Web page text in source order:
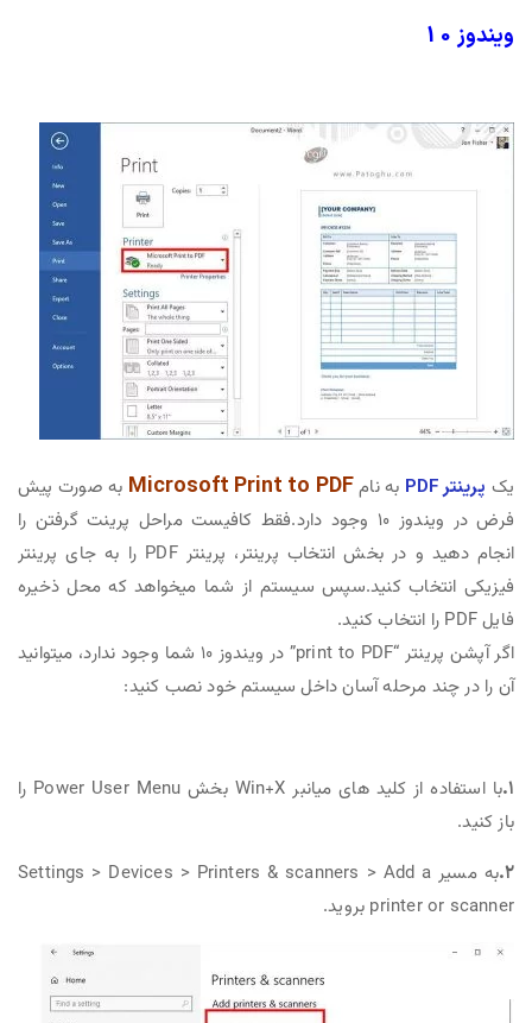
ویندوز 10
یک پرینتر PDF به نامMicrosoft Print to PDF به صورت پیش
فرض در ویندوز ۱۰ وجود دارد.فقط کافیست مراحل پرینت گرفتن را
انجام دهید و در بخش انتخاب پرینتر، پرینتر PDF را به جای پرینتر
فیزیکی انتخاب کنید.سپس سیستم از شما میخواهد که محل ذخیره
فایل PDF را انتخاب کنید.
اگر آپشن پرینتر “print to PDF” در ویندوز ۱۰ شما وجود ندارد، میتوانید
آن را در چند مرحله آسان داخل سیستم خود نصب کنید:
۱.
با استفاده از کلید های میانبر Win+X بخش Power User Menu را
باز کنید.
۲.
به مسیر Settings > Devices > Printers & scanners > Add a
printer or scanner بروید.